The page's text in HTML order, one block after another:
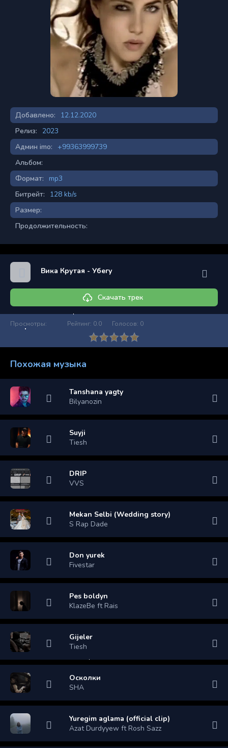
Добавлено:
12.12.2020
Релиз:
2023
Админ imo:
+99363999739
Альбом:
Формат:
mp3
Битрейт:
128 kb/s
Размер:
Продолжительность:
Вика Крутая - Убегу
Скачать трек
Просмотры: Рейтинг: 0.0 Голосов: 0
Похожая музыка
Tanshana yagty
Bilyanozin
Suyji
Tiesh
DRIP
VVS
Mekan Selbi (Wedding story)
S Rap Dade
Don yurek
Fivestar
Pes boldyn
KlazeBe ft Rais
Gijeler
Tiesh
Осколки
SHA
Yuregim aglama (official clip)
Azat Durdyyew ft Rosh Sazz